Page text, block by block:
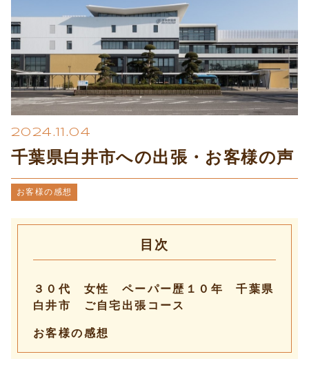
2024.11.04
千葉県白井市への出張・お客様の声
お客様の感想
目次
３０代 女性 ペーパー歴１０年 千葉県
白井市 ご自宅出張コース
お客様の感想